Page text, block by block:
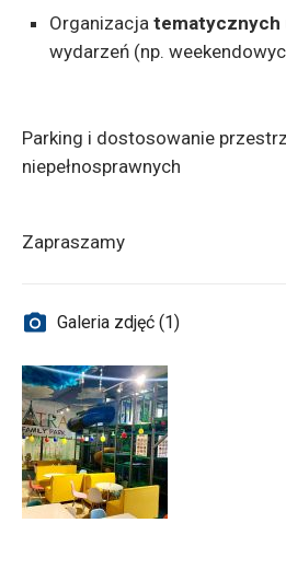
Organizacja tematycznych
wydarzeń (np.
Parking i dostosowanie
niepełnosprawnych
Zapraszamy
Galeria zdjęć (1)